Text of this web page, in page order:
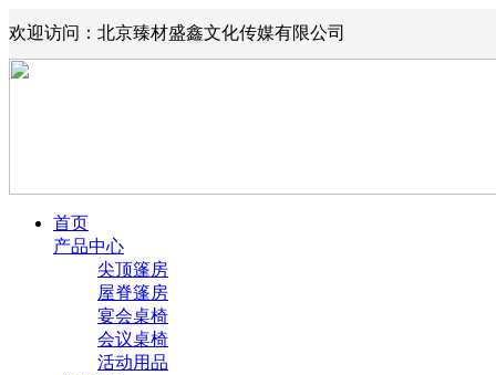
欢迎访问：北京臻材盛鑫文化传媒有限公司
首页
产品中心
尖顶篷房
屋脊篷房
宴会桌椅
会议桌椅
活动用品